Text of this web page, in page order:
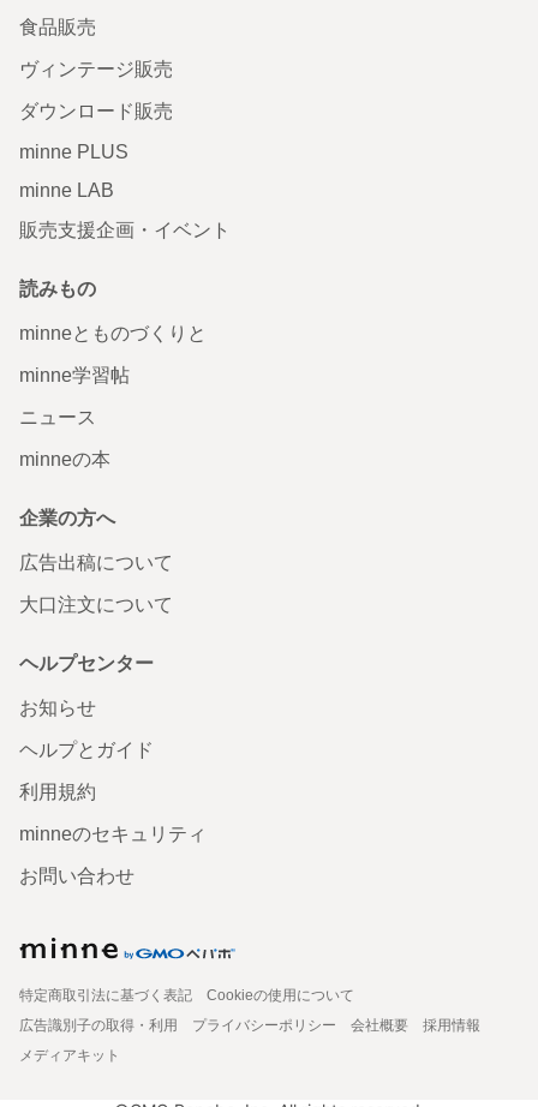
食品販売
ヴィンテージ販売
ダウンロード販売
minne PLUS
minne LAB
販売支援企画・イベント
読みもの
minneとものづくりと
minne学習帖
ニュース
minneの本
企業の方へ
広告出稿について
大口注文について
ヘルプセンター
お知らせ
ヘルプとガイド
利用規約
minneのセキュリティ
お問い合わせ
特定商取引法に基づく表記
Cookieの使用について
広告識別子の取得・利用
プライバシーポリシー 会社概要
採用情報
メディアキット